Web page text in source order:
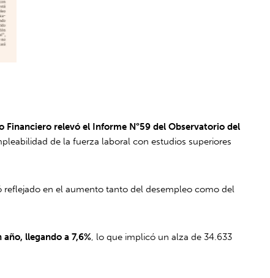
Financiero relevó el Informe N°59 del Observatorio del
de la fuerza laboral con estudios superiores
reflejado en el aumento tanto del desempleo como del
llegando a 7,6%, lo que implicó un alza de 34.633